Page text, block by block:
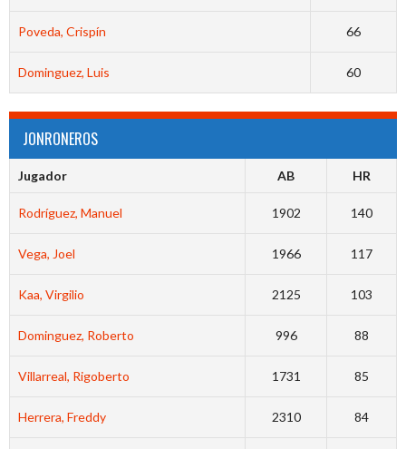
Poveda, Crispín 66
Dominguez, Luis 60
JONRONEROS
Jugador AB HR
Rodríguez, Manuel 1902 140
Vega, Joel 1966 117
Kaa, Virgilio 2125 103
Dominguez, Roberto 996 88
Villarreal, Rigoberto 1731 85
Herrera, Freddy 2310 84